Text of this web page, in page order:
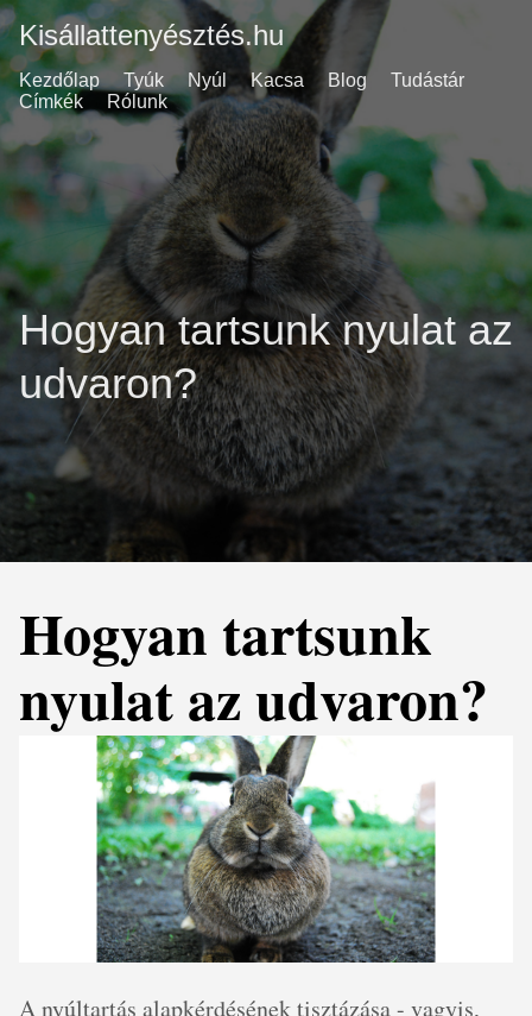
Kisállattenyésztés.hu
Kezdőlap Tyúk Nyúl Kacsa Blog
Tudástár
Címkék
Rólunk
Hogyan tartsunk nyulat az
udvaron?
Hogyan tartsunk
nyulat az udvaron?
A nyúltartás alapkérdésének tisztázása - vagyis,